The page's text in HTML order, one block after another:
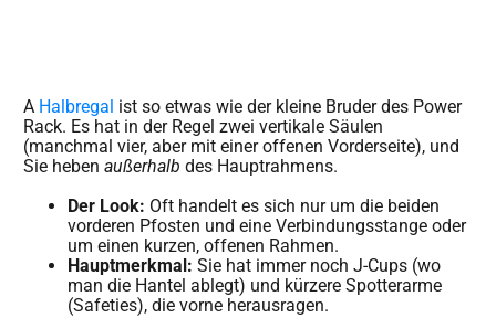
A Halbregal ist so etwas wie der kleine Bruder des Power
Rack. Es hat in der Regel zwei vertikale Säulen
(manchmal vier, aber mit einer offenen Vorderseite), und
Sie heben außerhalb des Hauptrahmens.
Der Look: Oft handelt es sich nur um die beiden
vorderen Pfosten und eine Verbindungsstange oder
um einen kurzen, offenen Rahmen.
Hauptmerkmal: Sie hat immer noch J-Cups (wo
man die Hantel ablegt) und kürzere Spotterarme
(Safeties), die vorne herausragen.